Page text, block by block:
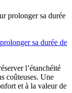
sa durée de
l’étanchéité
coûteuses. Une
et à la valeur de